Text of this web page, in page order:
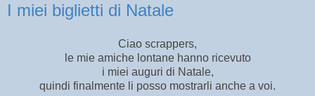
I miei biglietti di Natale
Ciao scrappers,
le mie amiche lontane hanno ricevuto
i miei auguri di Natale,
quindi finalmente li posso mostrarli anche a voi.